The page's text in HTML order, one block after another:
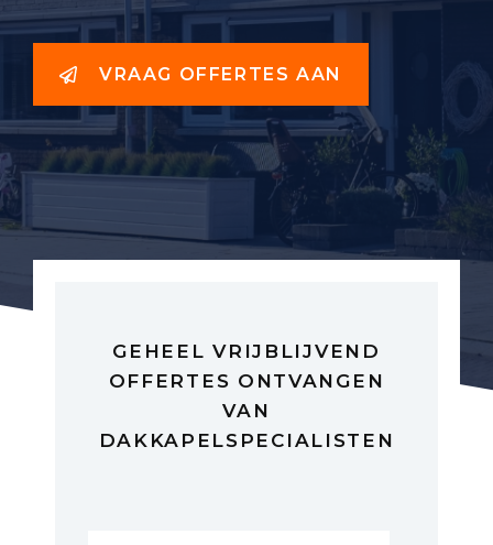
VRAAG OFFERTES AAN
GEHEEL VRIJBLIJVEND
OFFERTES ONTVANGEN
VAN
DAKKAPELSPECIALISTEN